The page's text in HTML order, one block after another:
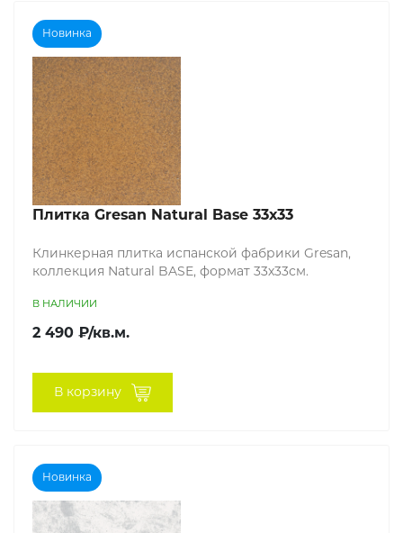
Новинка
Плитка Gresan Natural Base 33х33
Клинкерная плитка испанской фабрики Gresan,
коллекция Natural BASE, формат 33х33см.
В НАЛИЧИИ
2 490 ₽/кв.м.
В корзину
Новинка